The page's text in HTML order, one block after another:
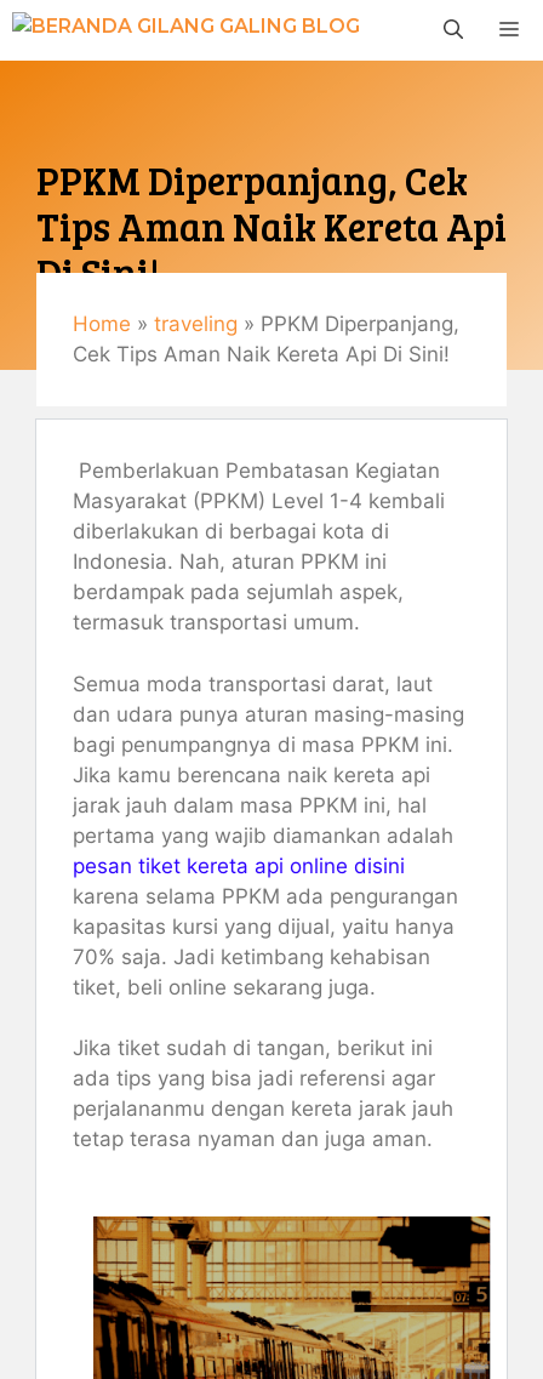
Langsung
PPKM Diperpanjang, Cek
Tips Aman Naik Kereta Api
Di Sini!
Agustus 19, 2021
Gemaulani
Home » traveling » PPKM Diperpanjang,
Cek Tips Aman Naik Kereta Api Di Sini!
Pemberlakuan Pembatasan Kegiatan
Masyarakat (PPKM) Level 1-4 kembali
diberlakukan di berbagai kota di
Indonesia. Nah, aturan PPKM ini
berdampak pada sejumlah aspek,
termasuk transportasi umum.
Semua moda transportasi darat, laut
dan udara punya aturan masing-masing
bagi penumpangnya di masa PPKM ini.
Jika kamu berencana naik kereta api
jarak jauh dalam masa PPKM ini, hal
pertama yang wajib diamankan adalah
pesan tiket kereta api online disini
karena selama PPKM ada pengurangan
kapasitas kursi yang dijual, yaitu hanya
70% saja. Jadi ketimbang kehabisan
tiket, beli online sekarang juga.
Jika tiket sudah di tangan, berikut ini
ada tips yang bisa jadi referensi agar
perjalananmu dengan kereta jarak jauh
tetap terasa nyaman dan juga aman.